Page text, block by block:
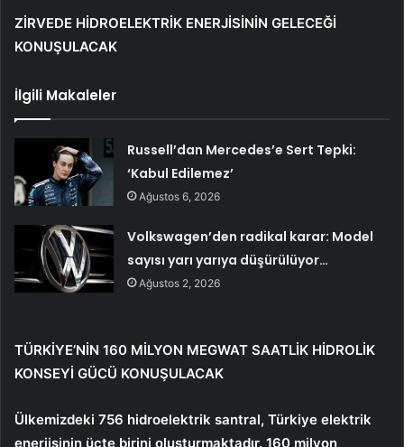
ZİRVEDE HİDROELEKTRİK ENERJİSİNİN GELECEĞİ
KONUŞULACAK
İlgili Makaleler
Russell’dan Mercedes’e Sert Tepki:
‘Kabul Edilemez’
Ağustos 6, 2026
Volkswagen’den radikal karar: Model
sayısı yarı yarıya düşürülüyor…
Ağustos 2, 2026
TÜRKİYE’NİN 160 MİLYON MEGWAT SAATLİK HİDROLİK
KONSEYİ GÜCÜ KONUŞULACAK
Ülkemizdeki 756 hidroelektrik santral, Türkiye elektrik
enerjisinin üçte birini oluşturmaktadır. 160 milyon